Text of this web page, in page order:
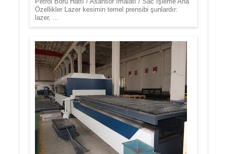
Özellikler Lazer kesimin temel prensibi şunlardır:
lazer, ...